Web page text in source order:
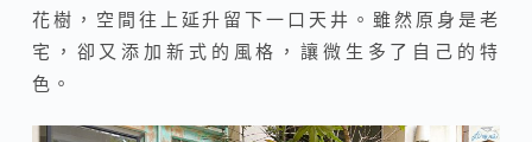
花樹，空間往上延升留下一口天井。雖然原身是老
宅，卻又添加新式的風格，讓微生多了自己的特
色。